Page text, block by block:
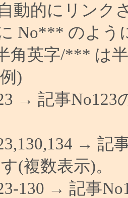
動的にリンク
No*** のよう
角英字/*** は
)
→ 記事No123
→ 記
(複数表示)。
130 → 記事